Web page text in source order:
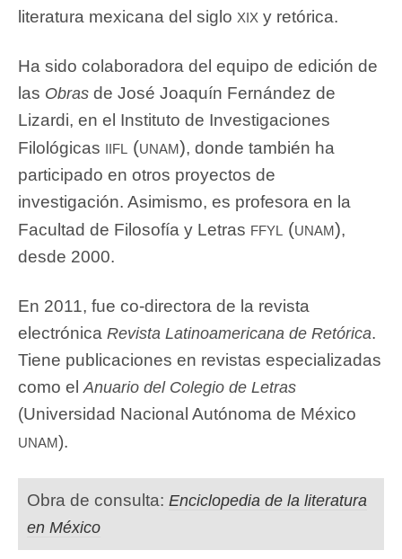
literatura mexicana del siglo xix y retórica.
Ha sido colaboradora del equipo de edición de
las Obras de José Joaquín Fernández de
Lizardi, en el Instituto de Investigaciones
Filológicas iifl (unam), donde también ha
participado en otros proyectos de
investigación. Asimismo, es profesora en la
Facultad de Filosofía y Letras ffyl (unam),
desde 2000.
En 2011, fue co-directora de la revista
electrónica Revista Latinoamericana de Retórica.
Tiene publicaciones en revistas especializadas
como elAnuario del Colegio de Letras
(Universidad Nacional Autónoma de México
unam).
Obra de consulta: Enciclopedia de la literatura
en México